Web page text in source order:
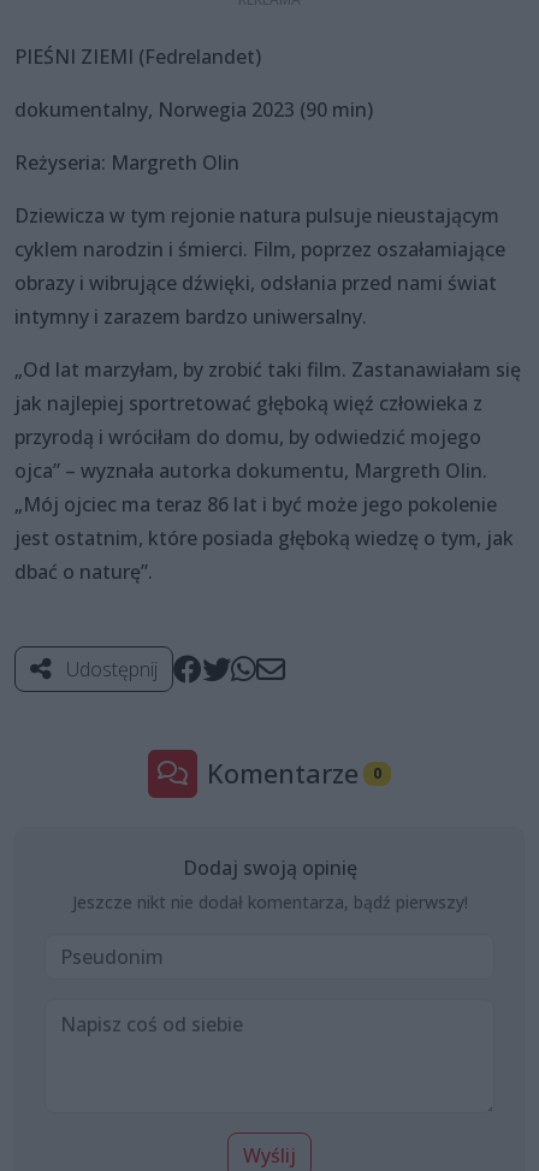
PIEŚNI ZIEMI (Fedrelandet)
dokumentalny, Norwegia 2023 (90 min)
Reżyseria: Margreth Olin
Dziewicza w tym rejonie natura pulsuje nieustającym
cyklem narodzin i śmierci. Film, poprzez oszałamiające
obrazy i wibrujące dźwięki, odsłania przed nami świat
intymny i zarazem bardzo uniwersalny.
„Od lat marzyłam, by zrobić taki film. Zastanawiałam się
jak najlepiej sportretować głęboką więź człowieka z
przyrodą i wróciłam do domu, by odwiedzić mojego
ojca” – wyznała autorka dokumentu, Margreth Olin.
„Mój ojciec ma teraz 86 lat i być może jego pokolenie
jest ostatnim, które posiada głęboką wiedzę o tym, jak
dbać o naturę”.
Udostępnij
Komentarze 0
Dodaj swoją opinię
Jeszcze nikt nie dodał komentarza, bądź pierwszy!
Wyślij